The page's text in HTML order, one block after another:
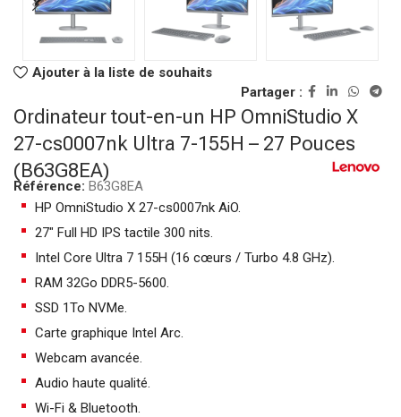
Ajouter à la liste de souhaits
Partager :
Ordinateur tout-en-un HP OmniStudio X
27-cs0007nk Ultra 7-155H – 27 Pouces
(B63G8EA)
Référence: B63G8EA
HP OmniStudio X 27-cs0007nk AiO.
27″ Full HD IPS tactile 300 nits.
Intel Core Ultra 7 155H (16 cœurs / Turbo 4.8 GHz).
RAM 32Go DDR5-5600.
SSD 1To NVMe.
Carte graphique Intel Arc.
Webcam avancée.
Audio haute qualité.
Wi-Fi & Bluetooth.